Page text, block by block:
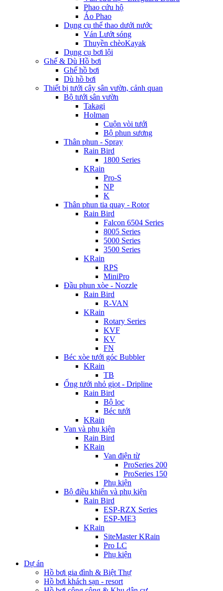
Phao cứu hộ
Áo Phao
Dụng cụ thể thao dưới nước
Ván Lướt sóng
Thuyền chèoKayak
Dụng cụ bơi lội
Ghế & Dù Hồ bơi
Ghế hồ bơi
Dù hồ bơi
Thiết bị tưới cây sân vườn, cảnh quan
Bộ tưới sân vườn
Takagi
Holman
Cuộn vòi tưới
Bộ phun sương
Thân phun - Spray
Rain Bird
1800 Series
KRain
Pro-S
NP
K
Thân phun tia quay - Rotor
Rain Bird
Falcon 6504 Series
8005 Series
5000 Series
3500 Series
KRain
RPS
MiniPro
Đầu phun xòe - Nozzle
Rain Bird
R-VAN
KRain
Rotary Series
KVF
KV
FN
Béc xòe tưới góc Bubbler
KRain
TB
Ống tưới nhỏ giọt - Dripline
Rain Bird
Bộ lọc
Béc tưới
KRain
Van và phụ kiện
Rain Bird
KRain
Van điện từ
ProSeries 200
ProSeries 150
Phụ kiện
Bộ điều khiển và phụ kiện
Rain Bird
ESP-RZX Series
ESP-ME3
KRain
SiteMaster KRain
Pro LC
Phụ kiện
Dự án
Hồ bơi gia đình & Biệt Thự
Hồ bơi khách sạn - resort